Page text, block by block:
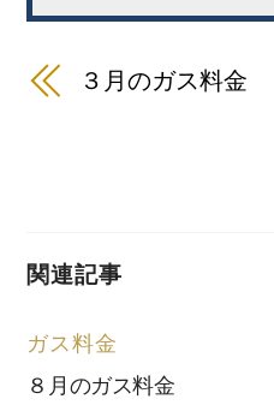
３月のガス料金
関連記事
ガス料金
８月のガス料金